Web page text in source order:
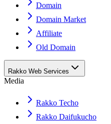
Domain
Domain Market
Affiliate
Old Domain
Rakko Web Services
Media
Rakko Techo
Rakko Daifukucho